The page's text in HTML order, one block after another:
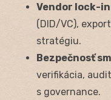
Vendor lock-
(DID/VC),
stratégiu.
Bezpečnosť
verifikácia,
s governance.